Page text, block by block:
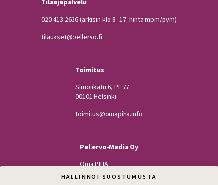
HALLINNOI SUOSTUMUSTA
Tilaajapalvelu
020 413 2636(arkisin klo 8–17, hinta mpm/pvm)
tilaukset@pellervo.fi
Toimitus
Simonkatu 6, PL 77
00101 Helsinki
toimitus@omapiha.info
Pellervo-Media Oy
Oma PIHA
Kodin Pellervo